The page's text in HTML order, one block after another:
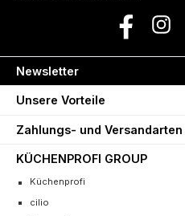
Facebook Instagram
Newsletter
Unsere Vorteile
Zahlungs- und Versandarten
KÜCHENPROFI GROUP
Küchenprofi
cilio